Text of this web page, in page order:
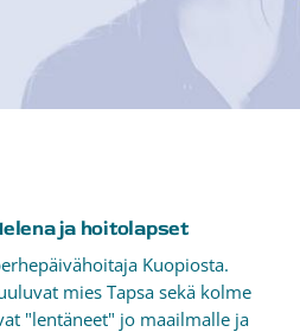
ja hoitolapset
Kuopiosta.
mies Tapsa sekä kolme
"lentäneet" jo maailmalle ja